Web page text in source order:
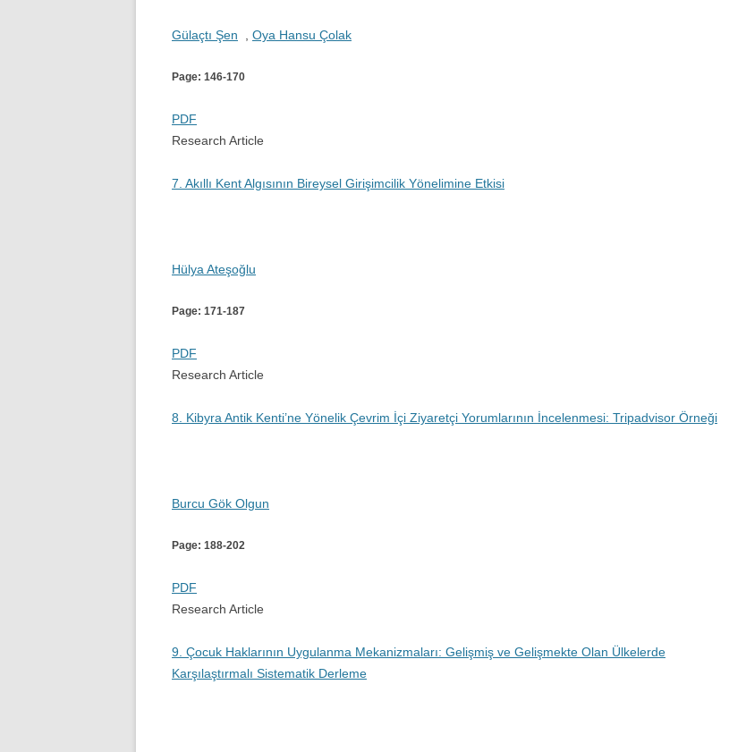
Gülaçtı Şen Oya Hansu Çolak
Page: 146-170
PDF
Research Article
7. Akıllı Kent Algısının Bireysel Girişimcilik Yönelimine Etkisi
Hülya Ateşoğlu
Page: 171-187
PDF
Research Article
8. Kibyra Antik Kenti’ne Yönelik Çevrim İçi Ziyaretçi Yorumlarının İncelenmesi: Tripadvisor Örneği
Burcu Gök Olgun
Page: 188-202
PDF
Research Article
9. Çocuk Haklarının Uygulanma Mekanizmaları: Gelişmiş ve Gelişmekte Olan Ülkelerde
Karşılaştırmalı Sistematik Derleme